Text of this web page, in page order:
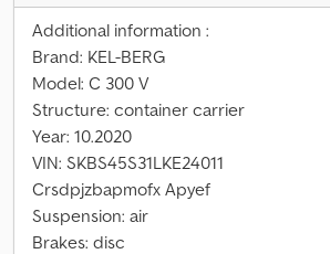
Additional information :
Brand: KEL-BERG
Model: C 300 V
Structure: container carrier
Year: 10.2020
VIN: SKBS45S31LKE24011
Crsdpjzbapmofx Apyef
Suspension: air
Brakes: disc